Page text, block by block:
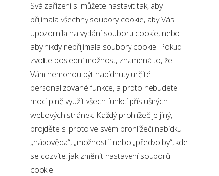
Svá zařízení si můžete nastavit tak, aby
přijímala všechny soubory cookie, aby Vás
upozornila na vydání souboru cookie, nebo
aby nikdy nepřijímala soubory cookie. Pokud
zvolíte poslední možnost, znamená to, že
Vám nemohou být nabídnuty určité
personalizované funkce, a proto nebudete
moci plně využít všech funkcí příslušných
webových stránek. Každý prohlížeč je jiný,
projděte si proto ve svém prohlížeči nabídku
„nápověda“, „možnosti“ nebo „předvolby“, kde
se dozvíte, jak změnit nastavení souborů
cookie.